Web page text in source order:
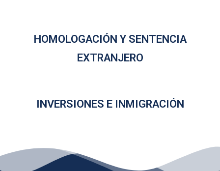
HOMOLOGACIÓN Y SENTENCIA
EXTRANJERO
INVERSIONES E INMIGRACIÓN